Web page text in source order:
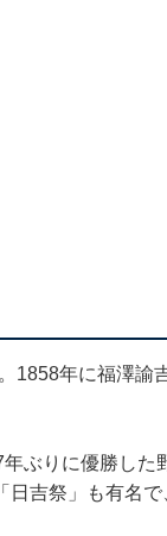
年に福澤諭
ぶりに優勝した
吉祭」も有名で